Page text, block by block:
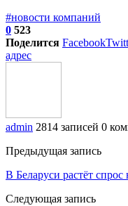
#новости компаний
0 523
Поделится Facebook
адрес
admin 2814 записей 0
Предыдущая запись
В Беларуси растёт
Следующая запись